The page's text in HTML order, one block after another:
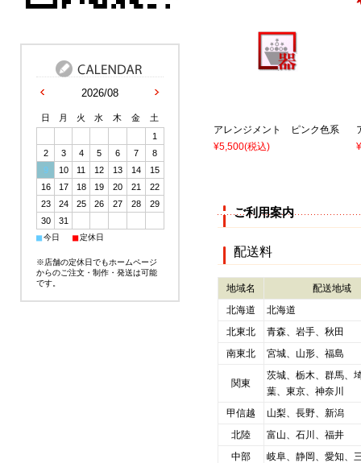
アレンジメント ピンク色系
¥5,500(税込)
ご利用案内
配送料
地域名
配送地域
北海道
北海道
北東北
青森、岩手、秋田
南東北
宮城、山形、福島
関東
茨城、栃木、群馬、
葉、東京、神奈川
甲信越
山梨、長野、新潟
北陸
富山、石川、福井
中部
岐阜、静岡、愛知、
2026/08
日 月 火 水 木 金
土
1
2
3 4 5 6 7
8
9
10 11 12 13 14
15
16
17 18 19 20 21
22
23
24 25 26 27 28
29
30
31
■今日 ■定休日
※店舗の定休日でもホームページ
からのご注文・制作・発送は可能
です。